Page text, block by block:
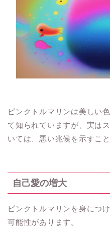
ピンクトルマリンは美しい
て知られていますが、実は
いては、悪い兆候を示すこ
自己愛の増大
ピンクトルマリンを身につ
可能性があります。